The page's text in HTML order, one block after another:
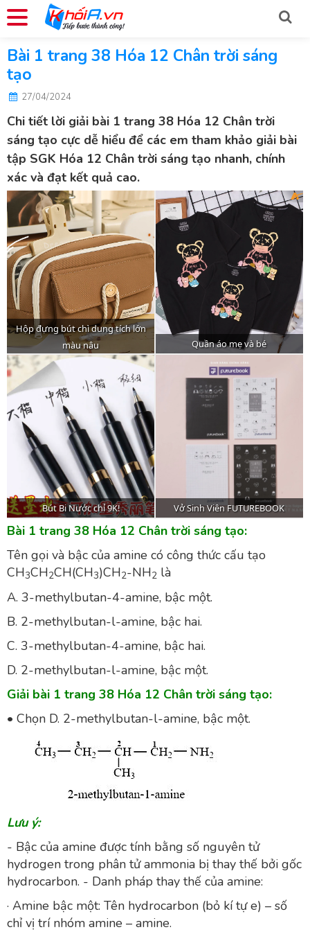
Bài 1 trang 38 Hóa 12 Chân trời sáng
tạo
27/04/2024
Chi tiết lời giải bài 1 trang 38 Hóa 12 Chân trời
sáng tạo cực dễ hiểu để các em tham khảo giải bài
tập SGK Hóa 12 Chân trời sáng tạo nhanh, chính
xác và đạt kết quả cao.
Bài 1 trang 38 Hóa 12 Chân trời sáng tạo:
Tên gọi và bậc của amine có công thức cấu tạo
CH3CH2CH(CH3)CH2-NH2 là
A. 3-methylbutan-4-amine, bậc một.
B. 2-methylbutan-l-amine, bậc hai.
C. 3-methylbutan-4-amine, bậc hai.
D. 2-methylbutan-l-amine, bậc một.
Giải bài 1 trang 38 Hóa 12 Chân trời sáng tạo:
• Chọn D. 2-methylbutan-l-amine, bậc một.
Lưu ý:
- Bậc của amine được tính bằng số nguyên tử
hydrogen trong phân tử ammonia bị thay thế bởi gốc
hydrocarbon. - Danh pháp thay thế của amine:
· Amine bậc một: Tên hydrocarbon (bỏ kí tự e) – số
chỉ vị trí nhóm amine – amine.